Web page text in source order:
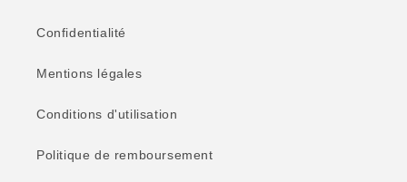
Confidentialité
Mentions légales
Conditions d'utilisation
Politique de remboursement